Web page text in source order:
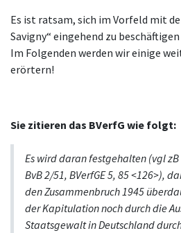
Es ist ratsam, sich im Vorfeld mit
Savigny“ eingehend zu
Im Folgenden werden wir einige
erörtern!
Sie zitieren das BVerfG wie folgt:
Es wird daran festgehalten (vgl zB
BvB 2/51, BVerfGE 5, 85 <126>),
den Zusammenbruch 1945
der Kapitulation noch durch die
Staatsgewalt in Deutschland